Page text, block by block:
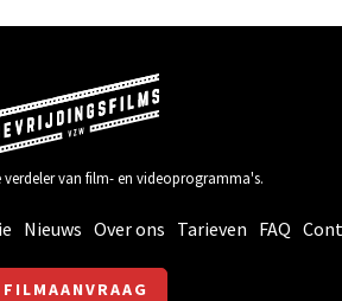
van film- en videoprogramma's.
Nieuws Over ons Tarieven FAQ
FILMAANVRAAG